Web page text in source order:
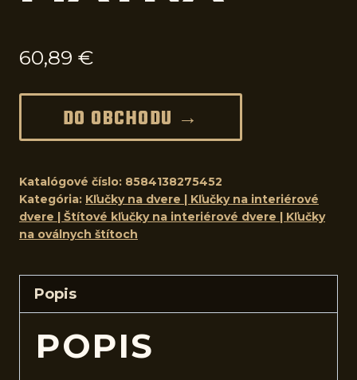
60,89 €
DO OBCHODU →
Katalógové číslo: 8584138275452
Kategória: Kľučky na dvere | Kľučky na interiérové
dvere | Štítové kľučky na interiérové dvere | Kľučky
na oválnych štítoch
Popis
POPIS